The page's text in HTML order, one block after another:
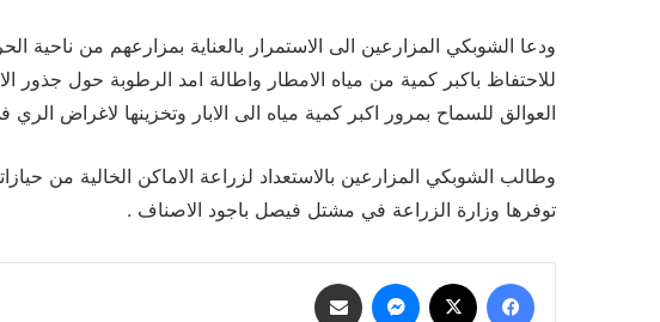
ودعا الشوبكي المزارعين الى الاستمرار بالعناية بمزارعهم من ناحية
للاحتفاظ باكبر كمية من مياه الامطار واطالة امد الرطوبة حول
العوالق للسماح بمرور اكبر كمية مياه الى الابار وتخزينها لاغراض
وطالب الشوبكي المزارعين بالاستعداد لزراعة الاماكن الخالية من
توفرها وزارة الزراعة في مشتل فيصل باجود الاصناف .
فيسبوك ماسنجر